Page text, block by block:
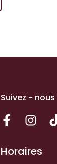
Suivez - nous
Horaires